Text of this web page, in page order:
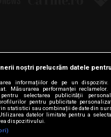
pe:
InstagramPinterestTiktok
noștri prelucrăm datele
informațiilor de pe un
Măsurarea performanței
selectarea publicității
pentru publicitate
statistici sau combinații de date din
datelor limitate pentru a
dispozitivului.